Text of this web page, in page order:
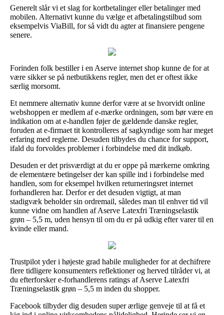
Generelt slår vi et slag for kortbetalinger eller betalinger med
mobilen. Alternativt kunne du vælge et afbetalingstilbud som
eksempelvis ViaBill, for så vidt du agter at finansiere pengene
senere.
Forinden folk bestiller i en Aserve internet shop kunne de for at
være sikker se på netbutikkens regler, men det er oftest ikke
særlig morsomt.
Et nemmere alternativ kunne derfor være at se hvorvidt online
webshoppen er medlem af e-mærke ordningen, som bør være en
indikation om at e-handlen føjer de gældende danske regler,
foruden at e-firmaet tit kontrolleres af sagkyndige som har meget
erfaring med reglerne. Desuden tilbydes du chance for support,
ifald du forvoldes problemer i forbindelse med dit indkøb.
Desuden er det prisværdigt at du er oppe på mærkerne omkring
de elementære betingelser der kan spille ind i forbindelse med
handlen, som for eksempel hvilken returneringsret internet
forhandleren har. Derfor er det desuden vigtigt, at man
stadigvæk beholder sin ordremail, således man til enhver tid vil
kunne vidne om handlen af Aserve Latexfri Træningselastik
grøn – 5,5 m, uden hensyn til om du er på udkig efter varer til en
kvinde eller mand.
Trustpilot yder i højeste grad habile muligheder for at dechifrere
flere tidligere konsumenters reflektioner og herved tilråder vi, at
du efterforsker e-forhandlerens ratings af Aserve Latexfri
Træningselastik grøn – 5,5 m inden du shopper.
Facebook tilbyder dig desuden super ærlige genveje til at få et